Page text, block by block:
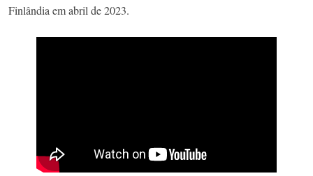
Finlândia em abril de 2023.